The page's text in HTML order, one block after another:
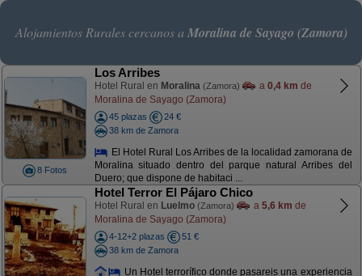
Alojamientos Rurales cercanos a Moralina de Sayago (Zamora)
8 Fotos
Los Arribes
Hotel Rural en Moralina (Zamora) a 0,4 km de
Moralina de Sayago (Zamora)
45 plazas
24 €
38 km de Zamora
El Hotel Rural Los Arribes de la localidad zamorana de
Moralina situado dentro del parque natural Arribes del
Duero; que dispone de habitaci ...
Hotel Terror El Pájaro Chico
Hotel Rural en Luelmo (Zamora) a 5,6 km de
Moralina de Sayago (Zamora)
4-12+2 plazas
51 €
38 km de Zamora
Un Hotel terrorífico donde pasareis una experiencia